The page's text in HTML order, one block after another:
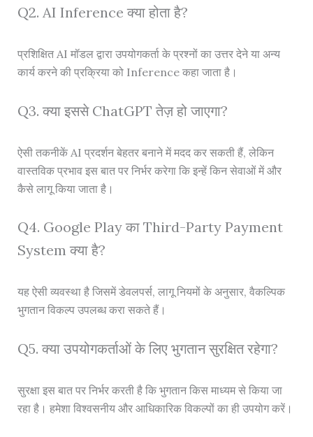
Q2. AI Inference क्या होता है?
प्रशिक्षित AI मॉडल द्वारा उपयोगकर्ता के प्रश्नों का उत्तर देने या अन्य
कार्य करने की प्रक्रिया को Inference कहा जाता है।
Q3. क्या इससे ChatGPT तेज़ हो जाएगा?
ऐसी तकनीकें AI प्रदर्शन बेहतर बनाने में मदद कर सकती हैं, लेकिन
वास्तविक प्रभाव इस बात पर निर्भर करेगा कि इन्हें किन सेवाओं में और
कैसे लागू किया जाता है।
Q4. Google Play का Third-Party Payment
System क्या है?
यह ऐसी व्यवस्था है जिसमें डेवलपर्स, लागू नियमों के अनुसार, वैकल्पिक
भुगतान विकल्प उपलब्ध करा सकते हैं।
Q5. क्या उपयोगकर्ताओं के लिए भुगतान सुरक्षित रहेगा?
सुरक्षा इस बात पर निर्भर करती है कि भुगतान किस माध्यम से किया जा
रहा है। हमेशा विश्वसनीय और आधिकारिक विकल्पों का ही उपयोग करें।